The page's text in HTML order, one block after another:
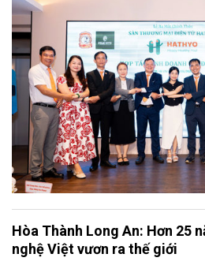
Hòa Thành Long An: Hơn 25
nghệ Việt vươn ra thế giới